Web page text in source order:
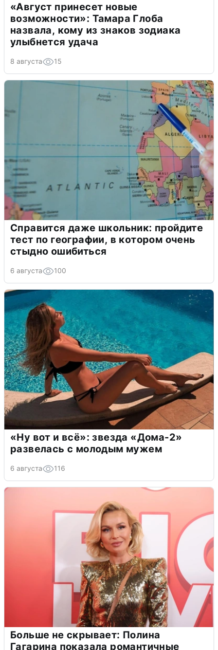
«Август принесет новые
возможности»: Тамара Глоба
назвала, кому из знаков зодиака
улыбнется удача
8 августа 15
Справится даже школьник: пройдите
тест по географии, в котором очень
стыдно ошибиться
6 августа 100
«Ну вот и всё»: звезда «Дома-2»
развелась с молодым мужем
6 августа 116
Больше не скрывает: Полина
Гагарина показала романтичные